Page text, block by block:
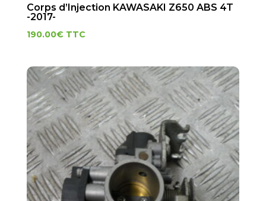
Corps d’Injection KAWASAKI Z650 ABS 4T
-2017-
190.00€ TTC